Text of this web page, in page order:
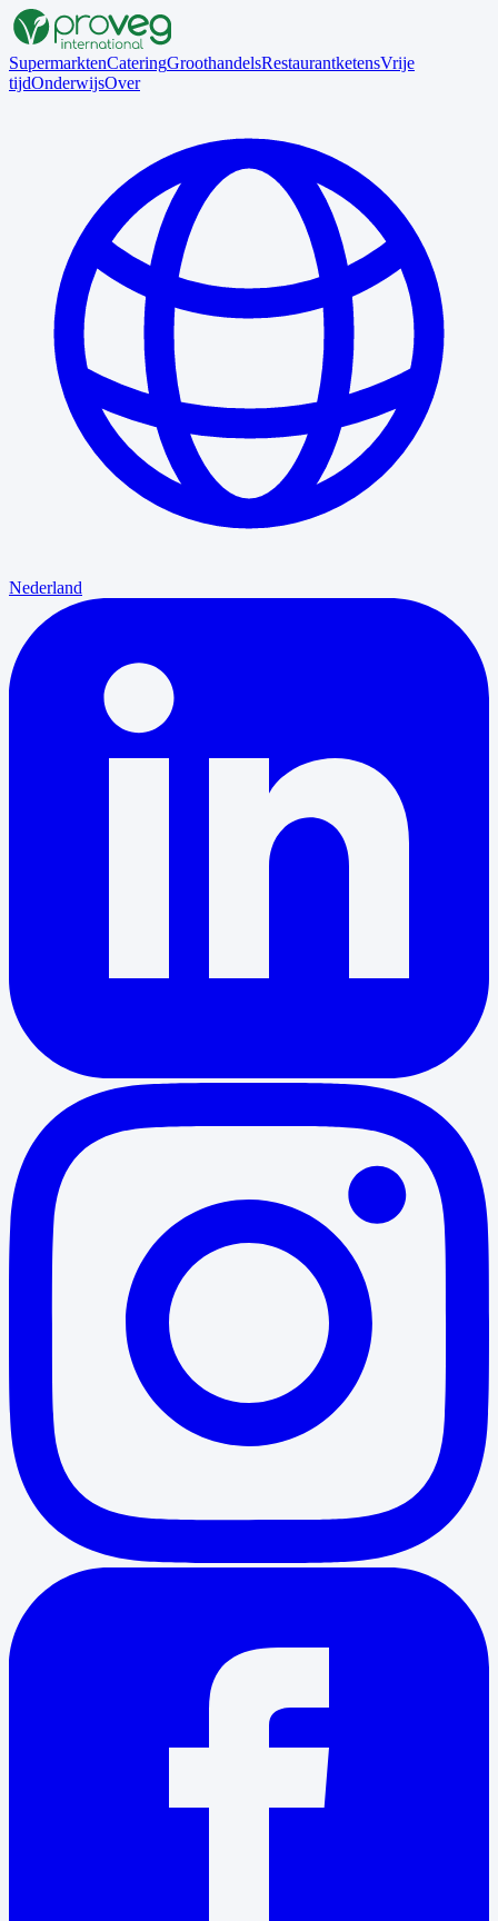
SupermarktenCateringGroothandelsRestaurantketensVrije
tijdOnderwijsOver
Nederland